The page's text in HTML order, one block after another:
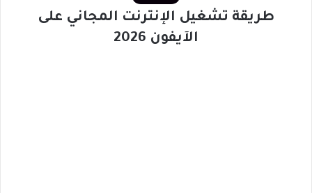
طريقة تشغيل الإنترنت المجاني على
الآيفون 2026